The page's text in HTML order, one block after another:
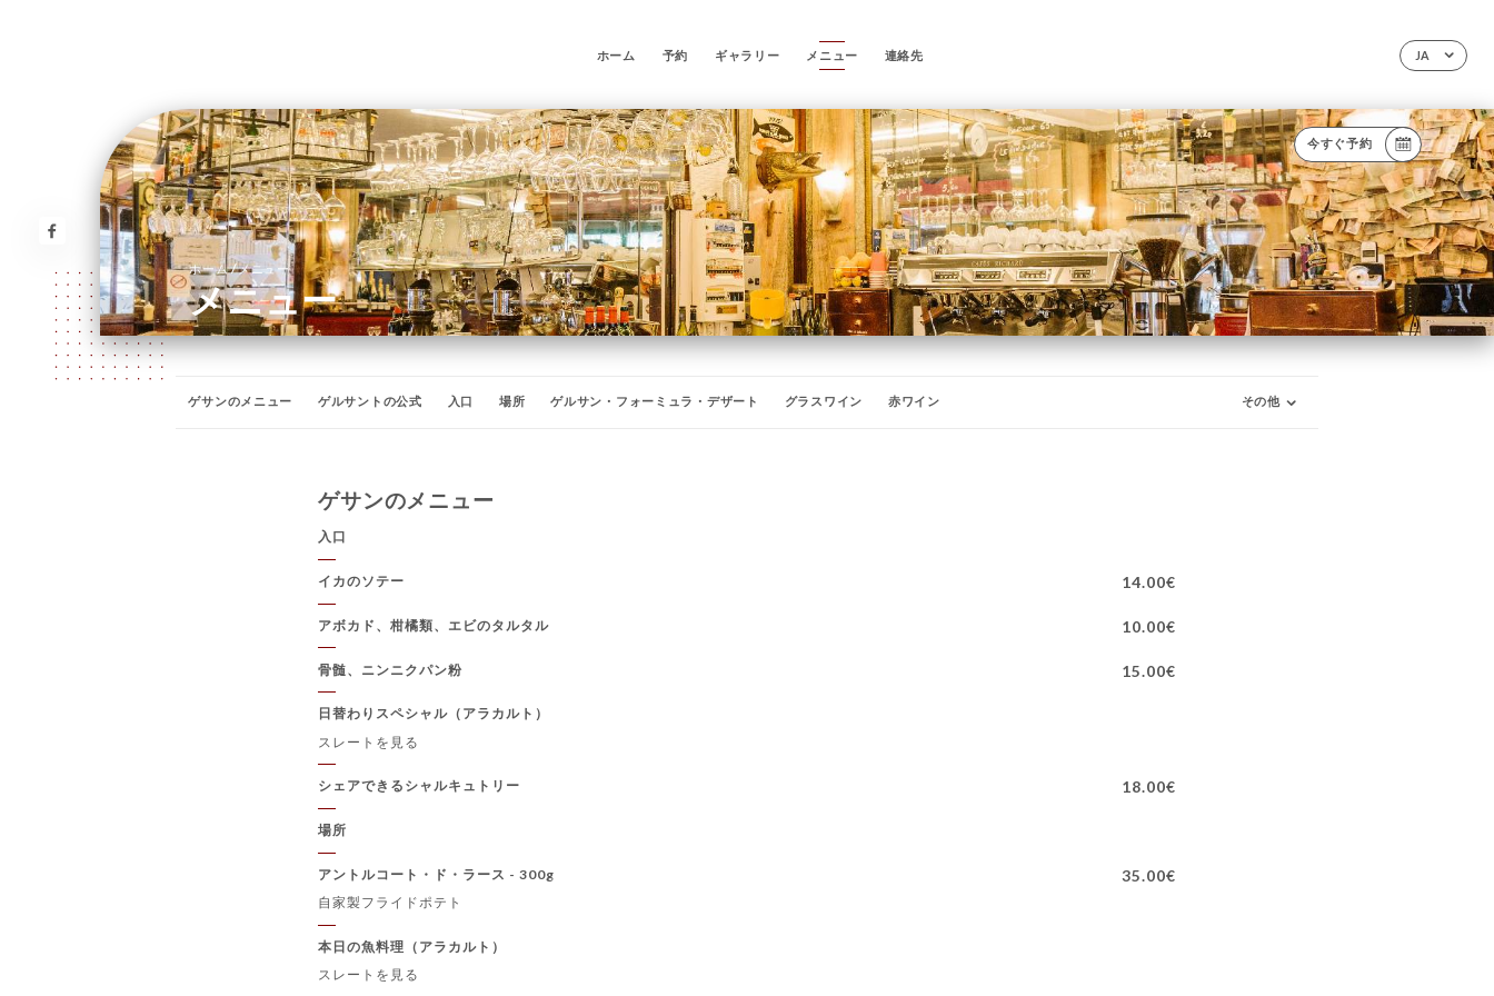
JA
ホーム 予約 ギャラリー メニュー 連絡先
今すぐ予約
ホーム/メニュー
メニュー
ゲサンのメニュー ゲルサントの公式 入口 場所 ゲルサン・フォーミュラ・デザート グラスワイン 赤ワイン その他
ゲサンのメニュー
入口
イカのソテー 14.00€
アボカド、柑橘類、エビのタルタル 10.00€
骨髄、ニンニクパン粉 15.00€
日替わりスペシャル（アラカルト）
スレートを見る
シェアできるシャルキュトリー 18.00€
場所
アントルコート・ド・ラース - 300g 35.00€
自家製フライドポテト
本日の魚料理（アラカルト）
スレートを見る